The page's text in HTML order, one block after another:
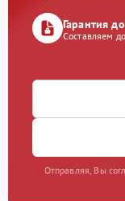
Гарантия
Составляем
Отправляя, Вы